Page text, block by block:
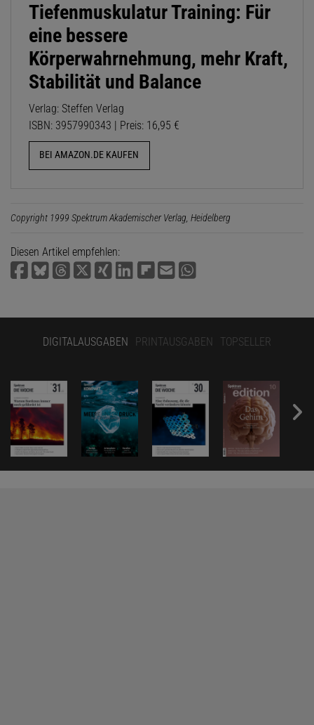
Tiefenmuskulatur Training: Für
eine bessere
Körperwahrnehmung, mehr Kraft,
Stabilität und Balance
Verlag: Steffen Verlag
ISBN: 3957990343 | Preis: 16,95 €
BEI AMAZON.DE KAUFEN
Copyright 1999 Spektrum Akademischer Verlag, Heidelberg
Diesen Artikel empfehlen:
DIGITALAUSGABEN PRINTAUSGABEN TOPSELLER